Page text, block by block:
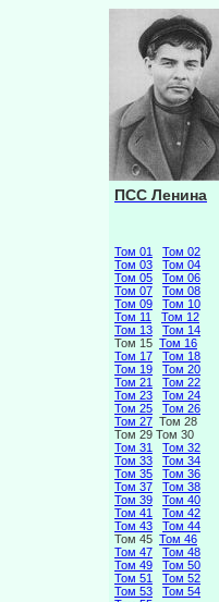
ПСС Ленина
Том 01
Том 02
Том 03
Том 04
Том 05
Том 06
Том 07
Том 08
Том 09
Том 10
Том 11
Том 12
Том 13
Том 14
Том 15 Том 16
Том 17
Том 18
Том 19
Том 20
Том 21
Том 22
Том 23
Том 24
Том 25
Том 26
Том 27 Том 28
Том 29 Том 30
Том 31
Том 32
Том 33
Том 34
Том 35
Том 36
Том 37
Том 38
Том 39
Том 40
Том 41
Том 42
Том 43
Том 44
Том 45 Том 46
Том 47
Том 48
Том 49
Том 50
Том 51
Том 52
Том 53
Том 54